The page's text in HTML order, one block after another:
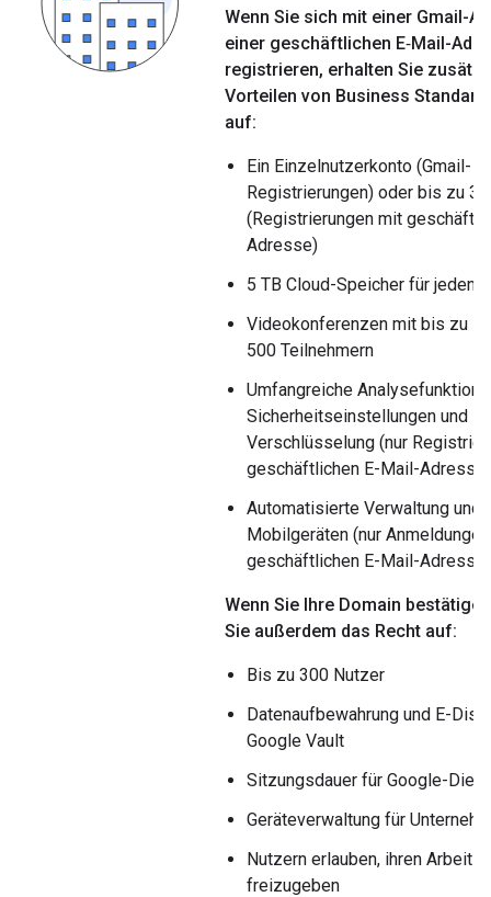
Wenn Sie sich mit einer Gmail-
einer geschäftlichen E‑Mail-
registrieren, erhalten Sie
Vorteilen von Business Standard
auf:
Ein Einzelnutzerkonto (Gmail-
Registrierungen) oder bis zu
(Registrierungen mit
Adresse)
5 TB Cloud-Speicher für jeden
Videokonferenzen mit bis zu
500 Teilnehmern
Umfangreiche
Sicherheitseinstellungen und
Verschlüsselung (nur
geschäftlichen E-Mail-
Automatisierte Verwaltung und
Mobilgeräten (nur
geschäftlichen E-Mail-
Wenn Sie Ihre Domain
Sie außerdem das Recht auf:
Bis zu 300 Nutzer
Datenaufbewahrung und E-
Google Vault
Sitzungsdauer für Google-
Geräteverwaltung für
Nutzern erlauben, ihren
freizugeben